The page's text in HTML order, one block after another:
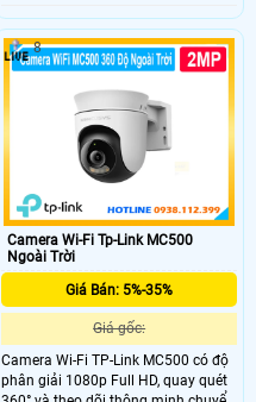
Camera Wi-Fi Tp-Link MC500
Ngoài Trời
Giá Bán: 5%-35%
Giá gốc:
Camera Wi-Fi TP-Link MC500 có độ
phân giải 1080p Full HD, quay quét
8